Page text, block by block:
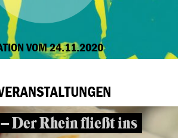
VOM 24.11.2020
Der Rhein fließt ins